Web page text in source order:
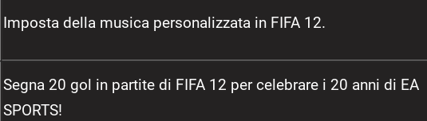
Imposta della musica personalizzata in FIFA 12.
Segna 20 gol in partite di FIFA 12 per celebrare i 20 anni di EA
SPORTS!